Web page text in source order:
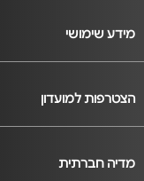
מידע שימושי
הצטרפות למועדון
מדיה חברתית